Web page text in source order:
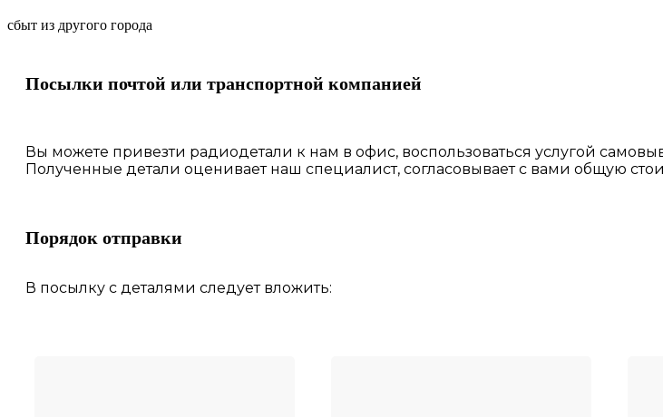
сбыт из другого города
Посылки почтой или транспортной компанией
Вы можете привезти радиодетали к нам в офис, воспользоваться услугой
Полученные детали оценивает наш специалист, согласовываетс вами общую
Порядок отправки
В посылку с деталями следует вложить: